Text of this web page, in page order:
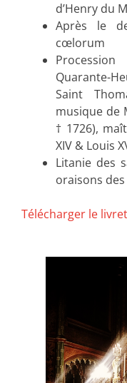
d’Henry du
Après le
cœlorum
Quarante-
Saint
musique de
† 1726),
XIV & Louis
Litanie des
oraisons
Télécharger le